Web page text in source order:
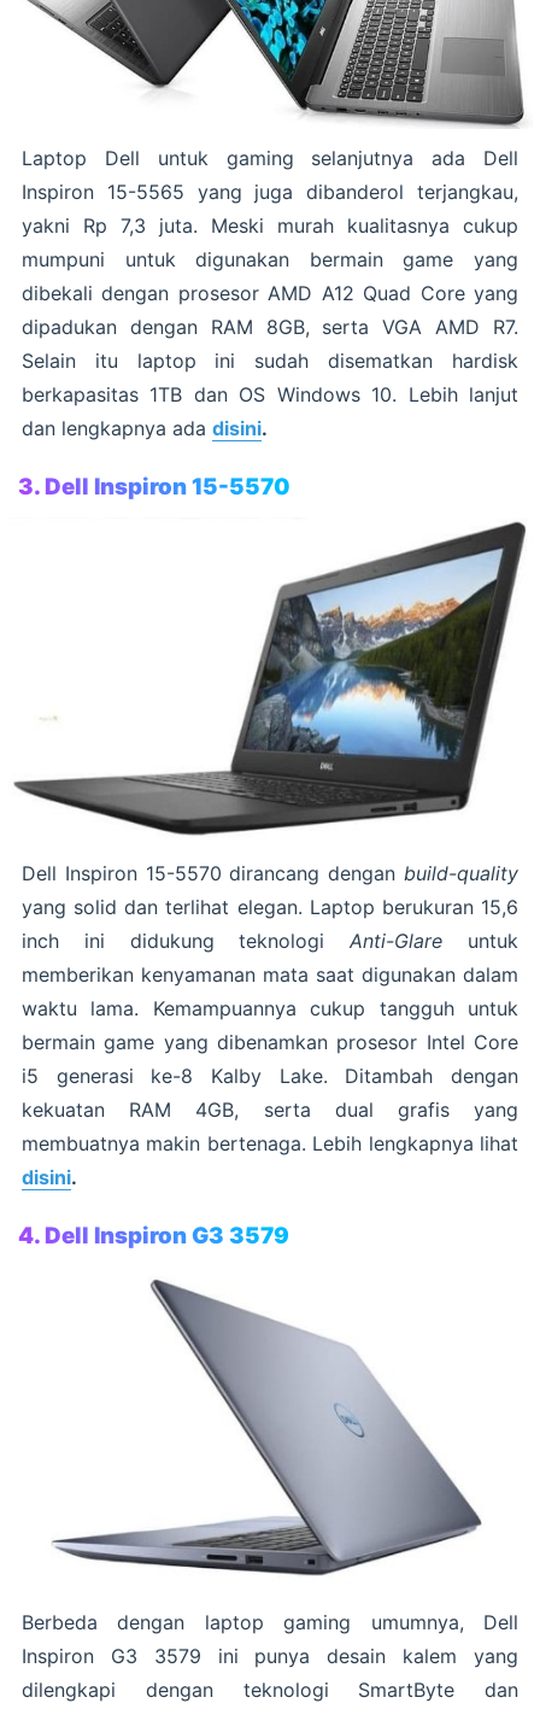
Laptop Dell untuk gaming selanjutnya ada Dell
Inspiron 15-5565 yang juga dibanderol terjangkau,
yakni Rp 7,3 juta. Meski murah kualitasnya cukup
mumpuni untuk digunakan bermain game yang
dibekali dengan prosesor AMD A12 Quad Core yang
dipadukan dengan RAM 8GB, serta VGA AMD R7.
Selain itu laptop ini sudah disematkan hardisk
berkapasitas 1TB dan OS Windows 10. Lebih lanjut
dan lengkapnya ada disini.
3. Dell Inspiron 15-5570
Dell Inspiron 15-5570 dirancang dengan build-quality
yang solid dan terlihat elegan. Laptop berukuran 15,6
inch ini didukung teknologiAnti-Glare untuk
memberikan kenyamanan mata saat digunakan dalam
waktu lama. Kemampuannya cukup tangguh untuk
bermain game yang dibenamkan prosesor Intel Core
i5 generasi ke-8 Kalby Lake. Ditambah dengan
kekuatan RAM 4GB, serta dual grafis yang
membuatnya makin bertenaga. Lebih lengkapnya lihat
disini.
4. Dell Inspiron G3 3579
Berbeda dengan laptop gaming umumnya, Dell
Inspiron G3 3579 ini punya desain kalem yang
dilengkapi dengan teknologi SmartByte dan